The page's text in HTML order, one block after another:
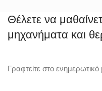
Θέλετε να
μηχανήματα και
Γραφτείτε στο ενημερωτικό